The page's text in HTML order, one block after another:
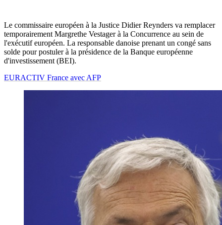
Le commissaire européen à la Justice Didier Reynders va remplacer
temporairement Margrethe Vestager à la Concurrence au sein de
l'exécutif européen. La responsable danoise prenant un congé sans
solde pour postuler à la présidence de la Banque européenne
d'investissement (BEI).
EURACTIV France avec AFP